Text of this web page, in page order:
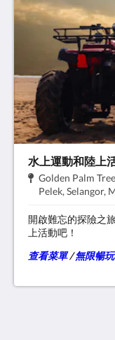
水上運動和陸上
地
址:
Golden Palm
Pelek, Selangor,
開啟難忘的探險之
上活動吧！
查看菜單/無限暢玩